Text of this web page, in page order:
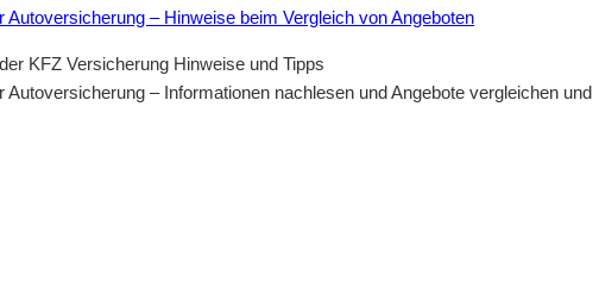
Autoversicherung – Hinweise beim Vergleich von Angeboten
Autoversicherung – Informationen nachlesen und Angebote vergleichen und